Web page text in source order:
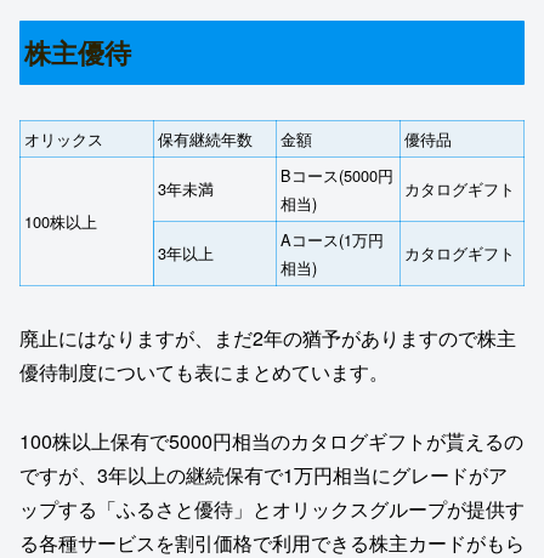
株主優待
オリックス 保有継続年数 金額 優待品
100株以上
3年未満
Bコース(5000円
相当)
カタログギフト
3年以上
Aコース(1万円
相当)
カタログギフト
廃止にはなりますが、まだ2年の猶予がありますので株主
優待制度についても表にまとめています。
100株以上保有で5000円相当のカタログギフトが貰えるの
ですが、3年以上の継続保有で1万円相当にグレードがア
ップする「ふるさと優待」とオリックスグループが提供す
る各種サービスを割引価格で利用できる株主カードがもら